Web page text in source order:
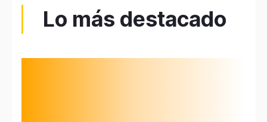
Lo más destacado